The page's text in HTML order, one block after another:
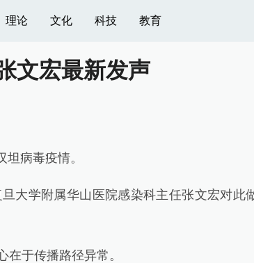
理论 文化 科技 教育
文宏最新发声
病毒疫情。
学附属华山医院感染科主任张文宏对此
于传播路径异常。